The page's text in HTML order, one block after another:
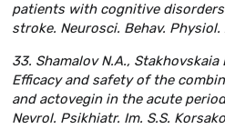
patients with cognitive
stroke. Neurosci. Behav. Physiol.
33. Shamalov N.A., Stakhovskaia
Efficacy and safety of the
and actovegin in the acute
Nevrol. Psikhiatr. Im. S.S.